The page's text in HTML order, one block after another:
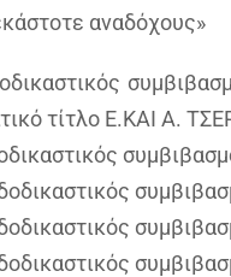
αναδόχους»
τίτλο Ε.ΚΑΙ Α.